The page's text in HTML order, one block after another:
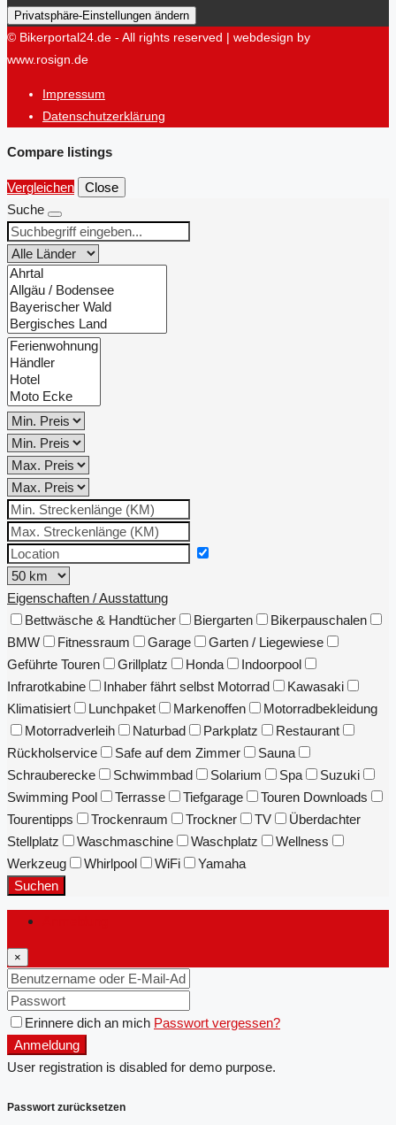
Privatsphäre-Einstellungen ändern
© Bikerportal24.de - All rights reserved | webdesign by
www.rosign.de
Impressum
Datenschutzerklärung
Compare listings
Vergleichen
Close
Suche
Eigenschaften / Ausstattung
Bettwäsche & Handtücher
Biergarten
Bikerpauschalen
BMW
Fitnessraum Garage
Garten / Liegewiese
Geführte Touren
Grillplatz Honda
Indoorpool
Infrarotkabine
Inhaber fährt selbst Motorrad
Kawasaki
Klimatisiert
Lunchpaket Markenoffen
Motorradbekleidung
Motorradverleih
Naturbad Parkplatz
Restaurant
Rückholservice
Safe auf dem Zimmer
Sauna
Schrauberecke
Schwimmbad Solarium Spa
Suzuki
Swimming Pool
Terrasse Tiefgarage
Touren Downloads
Tourentipps
Trockenraum Trockner TV
Überdachter
Stellplatz
Waschmaschine Waschplatz
Wellness
Werkzeug
Whirlpool WiFi
Yamaha
Suchen
×
Erinnere dich an mich Passwort vergessen?
Anmeldung
User registration is disabled for demo purpose.
Passwort zurücksetzen